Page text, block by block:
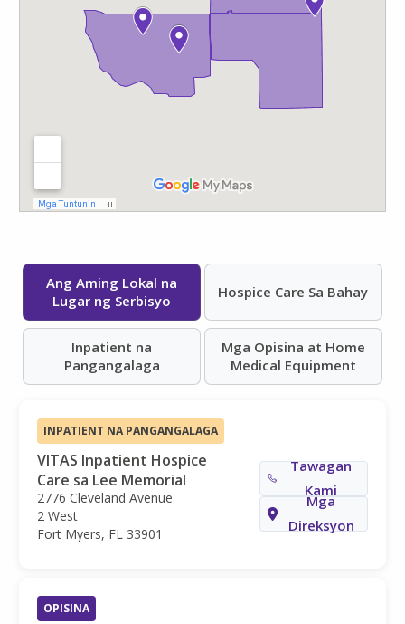
Ang Aming Lokal na
Lugar ng Serbisyo
Hospice Care Sa Bahay
Inpatient na
Pangangalaga
Mga Opisina at Home
Medical Equipment
INPATIENT NA PANGANGALAGA
VITAS Inpatient Hospice
Care sa Lee Memorial
2776 Cleveland Avenue
2 West
Fort Myers, FL 33901
Tawagan
Kami
Mga
Direksyon
OPISINA